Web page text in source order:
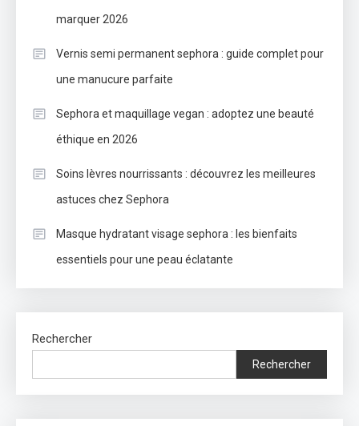
marquer 2026
Vernis semi permanent sephora : guide complet pour
une manucure parfaite
Sephora et maquillage vegan : adoptez une beauté
éthique en 2026
Soins lèvres nourrissants : découvrez les meilleures
astuces chez Sephora
Masque hydratant visage sephora : les bienfaits
essentiels pour une peau éclatante
Rechercher
Rechercher